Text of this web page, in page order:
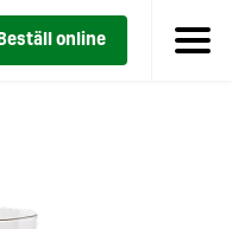
Beställ online